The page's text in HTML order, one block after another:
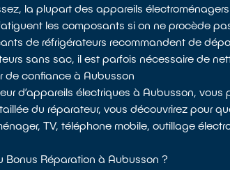
la plupart des appareils
les composants si on ne procède
de réfrigérateurs recommandent de
sans sac, il est parfois nécessaire de
de confiance à Aubusson
d’appareils électriques à Aubusson,
du réparateur, vous découvrirez pour
TV, téléphone mobile, outillage
Bonus Réparation à Aubusson ?